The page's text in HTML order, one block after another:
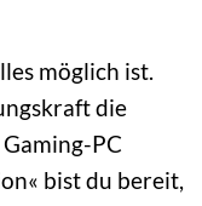
möglich ist.
die
PC
bist du bereit,